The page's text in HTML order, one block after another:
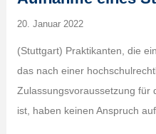
20. Januar 2022
(Stuttgart) Praktikanten, die
das nach einer
Zulassungsvoraussetzung für
ist, haben keinen Anspruch